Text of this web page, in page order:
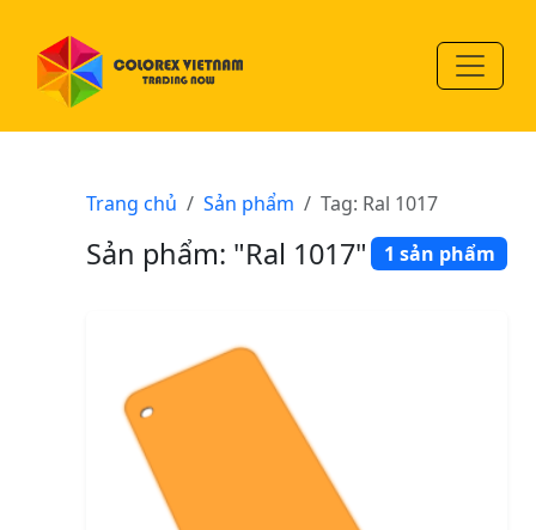
Trang chủ Sản phẩm Tag: Ral 1017
Sản phẩm: "Ral 1017" 1 sản phẩm